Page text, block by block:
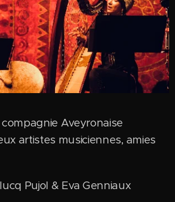
Aveyronaise
artistes musiciennes, amies
Pujol & Eva Genniaux